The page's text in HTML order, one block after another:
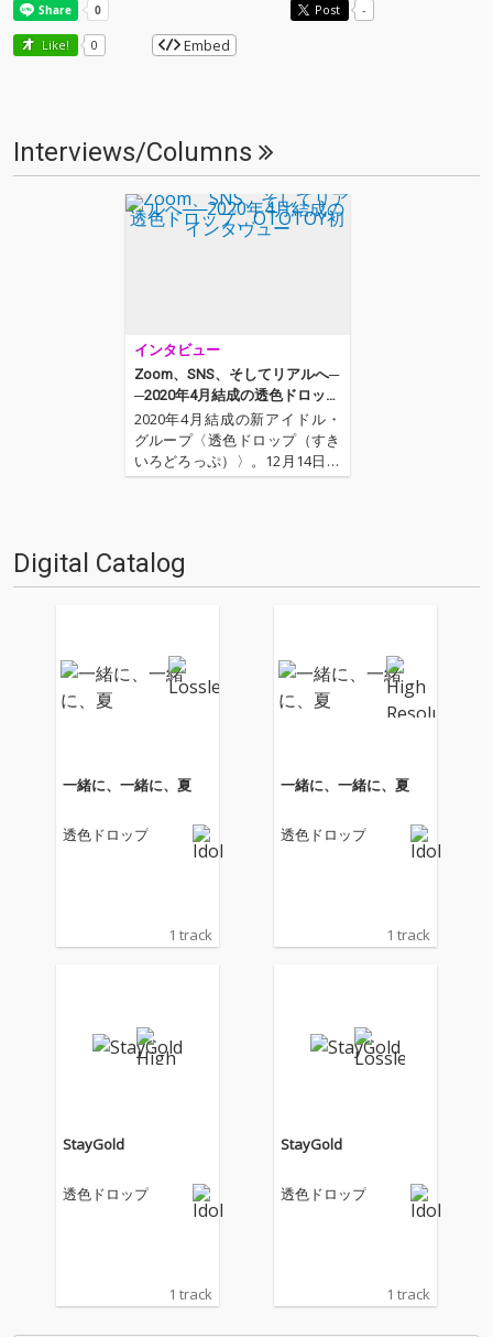
Post -
Like! 0 Embed
Interviews/Columns
インタビュー
Zoom、SNS、そしてリアルへ─
─2020年4月結成の透色ドロッ
プ、OTOTOY初インタヴュー
2020年4月結成の新アイドル・
グループ〈透色ドロップ（すき
いろどろっぷ）〉。12月14日に
2ndEP「透色学概論」を配信リ
3名をお招きしてOTOTOY初イン
タヴューを…
Digital Catalog
一緒に、一緒に、夏
透色ドロップ
1 track
一緒に、一緒に、夏
透色ドロップ
1 track
StayGold
透色ドロップ
1 track
StayGold
透色ドロップ
1 track